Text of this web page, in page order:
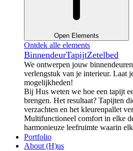
Open Elements
Ontdek alle elements
BinnendeurTapijtZetelbed
We ontwerpen jouw
verlengstuk van je interieur. Laat
mogelijkheden!
Bij Hus weten we hoe een tapijt
brengen. Het resultaat? Tapijten
verzachten en het kleurenpallet
Multifunctioneel comfort in elke
harmonieuze leefruimte waarin
Portfolio
About (H)us